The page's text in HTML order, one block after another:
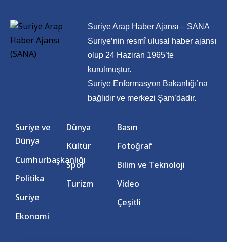
Suriye Arap Haber Ajansı – SANA
Suriye’nin resmî ulusal haber ajansı
olup 24 Haziran 1965’te
kurulmuştur.
Suriye Enformasyon Bakanlığı’na
bağlıdır ve merkezi Şam’dadır.
Suriye ve
Dünya
Cumhurbaşkanlığı
Politika
Suriye
Ekonomi
Dünya
Kültür
Spor
Turizm
Basın
Fotoğraf
Bilim ve Teknoloji
Video
Çeşitli